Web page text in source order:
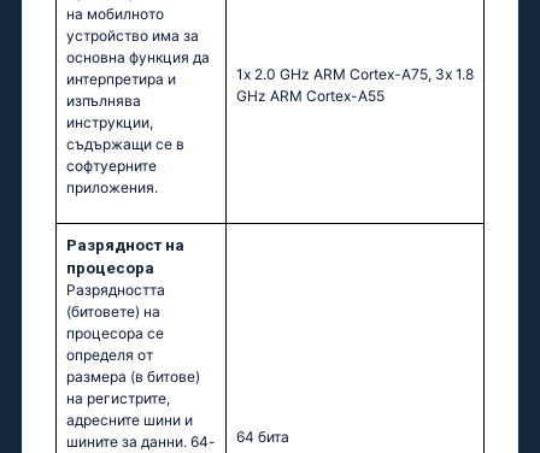
на мобилното
устройство има за
основна функция да
интерпретира и
изпълнява
инструкции,
съдържащи се в
софтуерните
приложения.
1х 2.0 GНz АRМ Соrtех-А75, 3х 1.8
GНz АRМ Соrtех-А55
Разрядност на
процесора
Разрядността
(битовете) на
процесора се
определя от
размера (в битове)
на регистрите,
адресните шини и
шините за данни. 64-
64 бита